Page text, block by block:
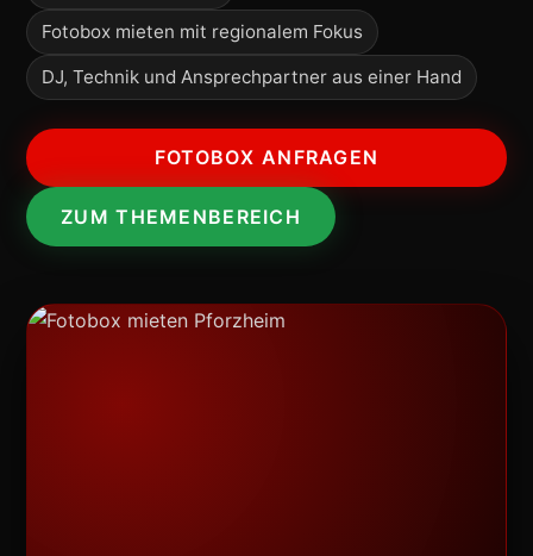
Fotobox mieten mit regionalem Fokus
DJ, Technik und Ansprechpartner aus einer Hand
FOTOBOX ANFRAGEN
ZUM THEMENBEREICH